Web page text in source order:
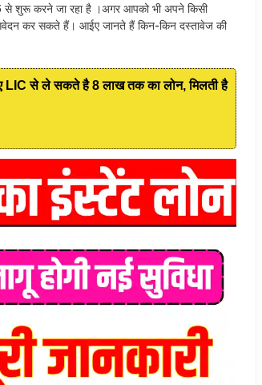
से शुरू करने जा रहा है ।अगर आपको भी अपने किसी
कर सकते हैं। आईए जानते हैं किन-किन दस्तावेज की
से ले सकते है 8 लाख तक का लोन, मिलती है